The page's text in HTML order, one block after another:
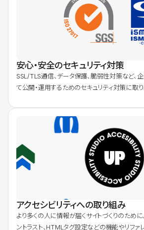
安心・安全のセキュリティ対策
SSL/TLS通信、データ保護、脆弱性対策など、
て公開・運用するためのセキュリティ対策に取り
アクセシビリティへの取り組み
より多くの人に情報が届くサイトづくりのために
ントラスト、HTMLタグ設定などの機能やリファ